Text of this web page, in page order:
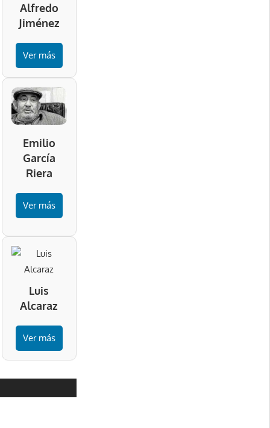
Alfredo
Jiménez
Ver más
Emilio
García
Riera
Ver más
Luis
Alcaraz
Ver más